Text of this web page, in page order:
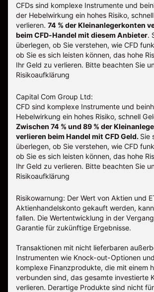
CFDs sind komplexe Instrumente und
der Hebelwirkung ein hohes Risiko,
verlieren. 74 % der Kleinanlegerkonten
beim CFD-Handel mit diesem Anbieter.
überlegen, ob Sie verstehen, wie CFD
ob Sie es sich leisten können, das hohe
Ihr Geld zu verlieren. Bitte beachten Sie
Risikoaufklärung
Capital Com Group Ltd:
CFD sind komplexe Instrumente und
Hebelwirkung ein hohes Risiko, schnell
Zwischen 74 % und 89 % der
verlieren beim Handel mit CFD Geld. Sie
überlegen, ob Sie verstehen, wie CFD
ob Sie es sich leisten können, das hohe
Ihr Geld zu verlieren. Bitte beachten Sie
Risikoaufklärung
Risikowarnung: Der Wert von Aktien und
Aktienhandelskonto gekauft werden,
fallen. Die Wertentwicklung in der
Garantie für zukünftige Ergebnisse.
Transaktionen mit nicht lieferbaren
Instrumenten wie Knock-out-Optionen
komplexe Finanzprodukte, die mit einem
verbunden sind, das gesamte investierte
verlieren. Derartige Produkte sind nicht